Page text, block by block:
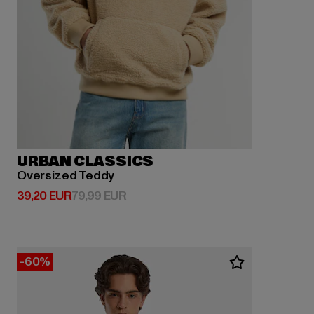
URBAN CLASSICS
Oversized Teddy
39,20 EUR
Derzeitiger Preis: 39,20 EUR
79,99 EURAktionspreis: 79,99 EUR
-60%